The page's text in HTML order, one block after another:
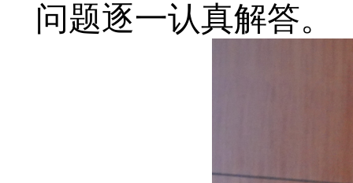
问题逐一认真解答。